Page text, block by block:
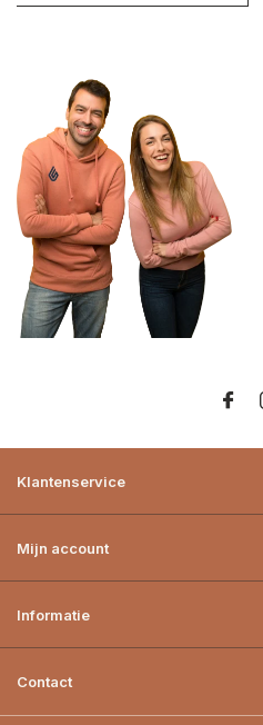
Klantenservice
Mijn account
Informatie
Contact